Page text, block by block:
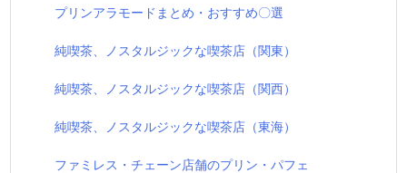
プリンアラモードまとめ・おすすめ〇選
純喫茶、ノスタルジックな喫茶店（関東）
純喫茶、ノスタルジックな喫茶店（関西）
純喫茶、ノスタルジックな喫茶店（東海）
ファミレス・チェーン店舗のプリン・パフェ